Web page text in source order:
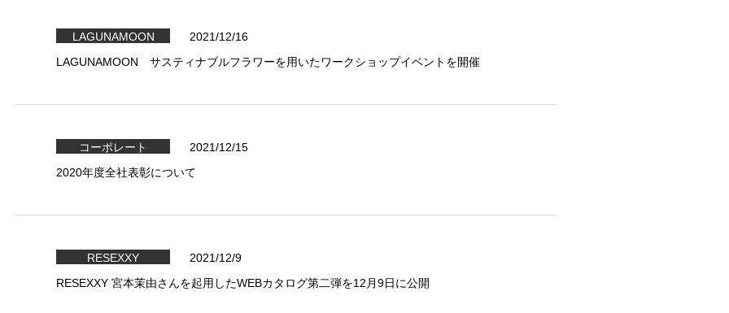
LAGUNAMOON
2021/12/16
LAGUNAMOON サスティナブルフラワーを用いたワークショップイベントを開催
コーポレート
2021/12/15
2020年度全社表彰について
RESEXXY
2021/12/9
RESEXXY 宮本茉由さんを起用したWEBカタログ第二弾を12月9日に公開